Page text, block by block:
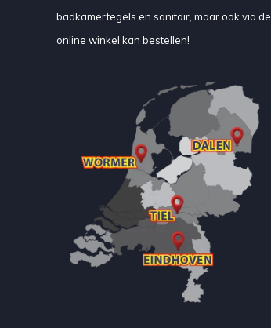
badkamertegels en sanitair, maar ook via de
online winkel kan bestellen!